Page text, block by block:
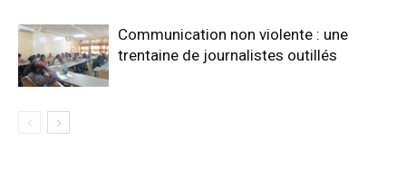
Communication non violente : une
trentaine de journalistes outillés